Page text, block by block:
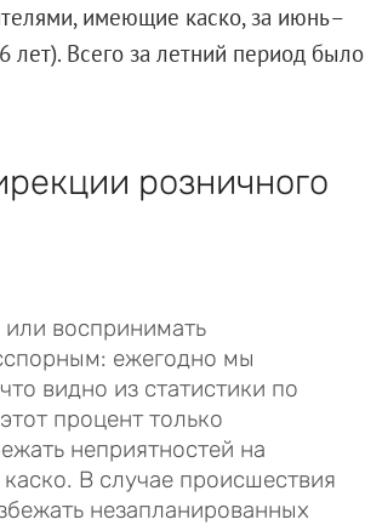
имеющие каско, за июнь–
лет). Всего за летний период было
розничного
воспринимать
ежегодно мы
видно из статистики по
процент только
неприятностей на
В случае происшествия
незапланированных